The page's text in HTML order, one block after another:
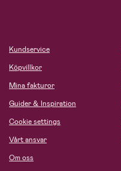
Kundservice
Köpvillkor
Mina fakturor
Guider & Inspiration
Cookie settings
Vårt ansvar
Om oss